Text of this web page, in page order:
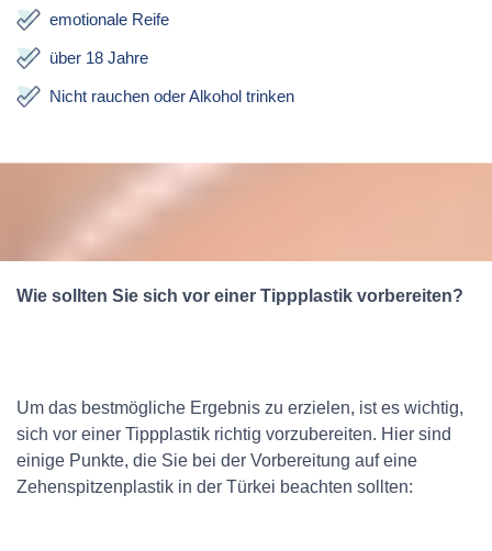
emotionale Reife
über 18 Jahre
Nicht rauchen oder Alkohol trinken
Wie sollten Sie sich vor einer Tippplastik vorbereiten?
Um das bestmögliche Ergebnis zu erzielen, ist es wichtig,
sich vor einer Tippplastik richtig vorzubereiten. Hier sind
einige Punkte, die Sie bei der Vorbereitung auf eine
Zehenspitzenplastik in der Türkei beachten sollten: